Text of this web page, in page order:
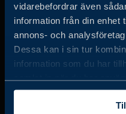
vidarebefordrar även
information från din enhet
annons- och
Dessa kan i sin tur
information som du har
samlat in när du har
JOBBA HOS OSS
OM OSS
VISSELBLÅSARTJÄNST